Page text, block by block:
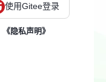
使用Gitee登录
《隐私声明》